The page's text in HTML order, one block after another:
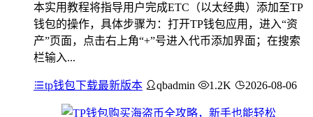
本实用教程将指导用户完成ETC（以太经典）添加至TP
钱包的操作，具体步骤为：打开TP钱包应用，进入“资
产”页面，点击右上角“+”号进入代币添加界面；在搜索
栏输入...
tp钱包下载最新版本 qbadmin 1.2K 2026-08-06